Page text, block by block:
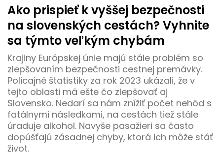
Ako prispieť k vyššej bezpečnosti
na slovenských cestách? Vyhnite
sa týmto veľkým chybám
Krajiny Európskej únie majú stále problém so
zlepšovaním bezpečnosti cestnej premávky.
Policajné štatistiky za rok 2023 ukázali, že v
tejto oblasti má ešte čo zlepšovať aj
Slovensko. Nedarí sa nám znížiť počet nehôd s
fatálnymi následkami, na cestách tiež stále
úraduje alkohol. Navyše pasažieri sa často
dopúšťajú zásadnej chyby, ktorá ich môže stáť
život.